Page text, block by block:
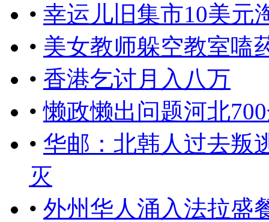
• 幸运儿旧集市10美元
• 美女教师躲空教室嗑
• 香港乞讨月入八万
•懒政懒出问题河北
• 华邮：北韩人过去叛
灭
• 外州华人涌入法拉盛